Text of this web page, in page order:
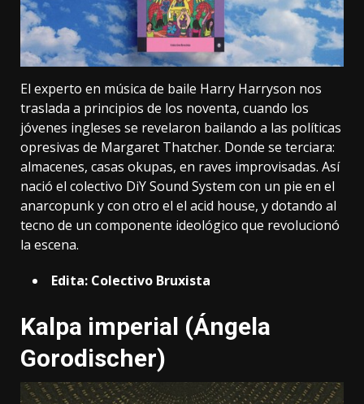
El experto en música de baile Harry Harryson nos
traslada a principios de los noventa, cuando los
jóvenes ingleses se revelaron bailando a las políticas
opresivas de Margaret Thatcher. Donde se terciara:
almacenes, casas okupas, en raves improvisadas. Así
nació el colectivo DiY Sound System con un pie en el
anarcopunk y con otro el el acid house, y dotando al
tecno de un componente ideológico que revolucionó
la escena.
Edita: Colectivo Bruxista
Kalpa imperial (Ángela
Gorodischer)